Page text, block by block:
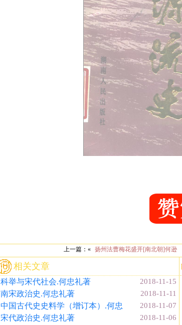
上一篇：« 扬州法曹梅花盛开[南北朝]何逊
相关文章
2018-11-15
科举与宋代社会.何忠礼著
2018-11-11
南宋政治史.何忠礼著
2018-11-07
中国古代史史料学（增订本）.何忠
2018-11-06
宋代政治史.何忠礼著